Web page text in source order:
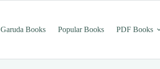
Garuda Books Popular Books PDF Books